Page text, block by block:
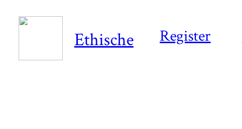
Register
Ethische